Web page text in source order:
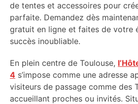
de tentes et accessoires pour
parfaite. Demandez dès
gratuit en ligne et faites de votre
succès inoubliable.
En plein centre de Toulouse,
4 s’impose comme une adresse
visiteurs de passage comme des
accueillant proches ou invités.